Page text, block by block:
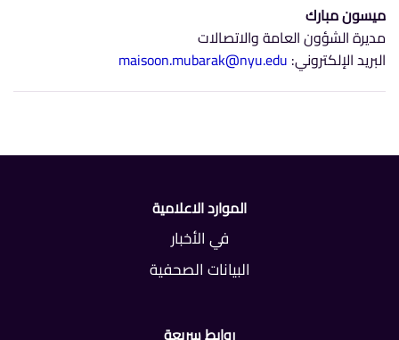
ميسون مبارك
مديرة الشؤون العامة والاتصالات
البريد الإلكتروني: maisoon.mubarak@nyu.edu
الموارد الاعلامية
في الأخبار
البيانات الصحفية
روابط سريعة